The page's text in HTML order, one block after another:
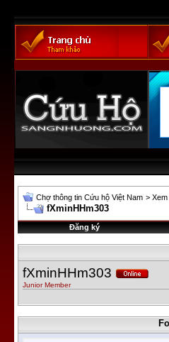
Chợ thông tin Cứu hộ Việt Nam >
fXminHHm303
Đăng ký
fXminHHm303
Junior Member